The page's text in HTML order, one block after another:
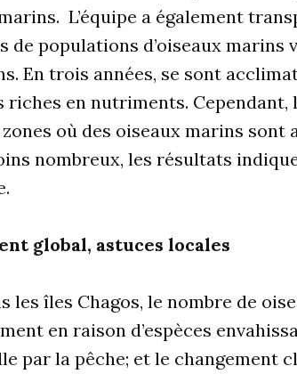
L’équipe a également
de populations d’oiseaux marins
En trois années, se sont
riches en nutriments. Cependant,
où des oiseaux marins sont
nombreux, les résultats
global, astuces locales
les îles Chagos, le nombre de
en raison d’espèces
par la pêche; et le changement